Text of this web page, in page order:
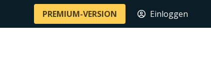
PREMIUM-VERSION Einloggen